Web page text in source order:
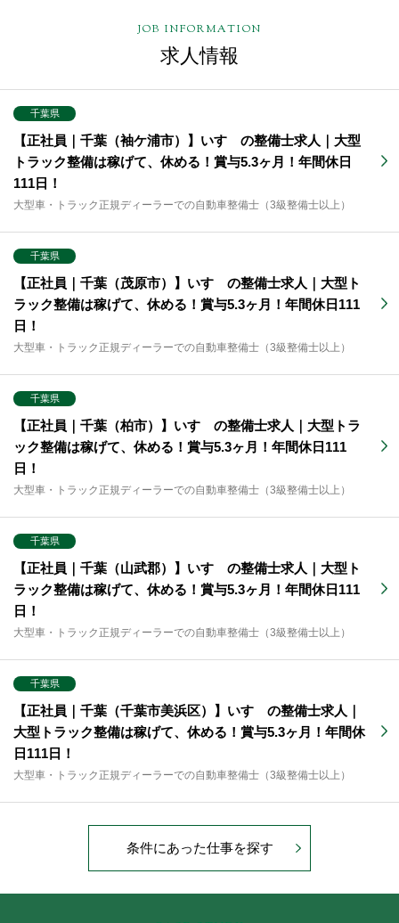
JOB INFORMATION
求人情報
千葉県
【正社員｜千葉（袖ケ浦市）】いすゞの整備士求人｜大型
トラック整備は稼げて、休める！賞与5.3ヶ月！年間休日
111日！
大型車・トラック正規ディーラーでの自動車整備士（3級整備士以上）
千葉県
【正社員｜千葉（茂原市）】いすゞの整備士求人｜大型ト
ラック整備は稼げて、休める！賞与5.3ヶ月！年間休日111
日！
大型車・トラック正規ディーラーでの自動車整備士（3級整備士以上）
千葉県
【正社員｜千葉（柏市）】いすゞの整備士求人｜大型トラ
ック整備は稼げて、休める！賞与5.3ヶ月！年間休日111
日！
大型車・トラック正規ディーラーでの自動車整備士（3級整備士以上）
千葉県
【正社員｜千葉（山武郡）】いすゞの整備士求人｜大型ト
ラック整備は稼げて、休める！賞与5.3ヶ月！年間休日111
日！
大型車・トラック正規ディーラーでの自動車整備士（3級整備士以上）
千葉県
【正社員｜千葉（千葉市美浜区）】いすゞの整備士求人｜
大型トラック整備は稼げて、休める！賞与5.3ヶ月！年間休
日111日！
大型車・トラック正規ディーラーでの自動車整備士（3級整備士以上）
条件にあった仕事を探す